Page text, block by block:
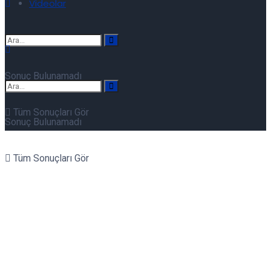
Sonuç Bulunamadı
Tüm Sonuçları Gör
Videolar
Sonuç Bulunamadı
Tüm Sonuçları Gör